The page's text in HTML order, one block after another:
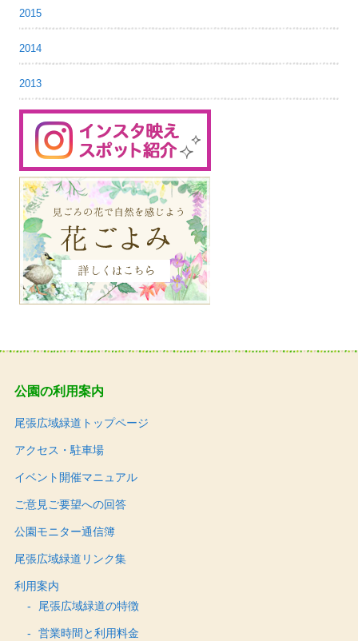
2015
2014
2013
公園の利用案内
尾張広域緑道トップページ
アクセス・駐車場
イベント開催マニュアル
ご意見ご要望への回答
公園モニター通信簿
尾張広域緑道リンク集
利用案内
尾張広域緑道の特徴
営業時間と利用料金